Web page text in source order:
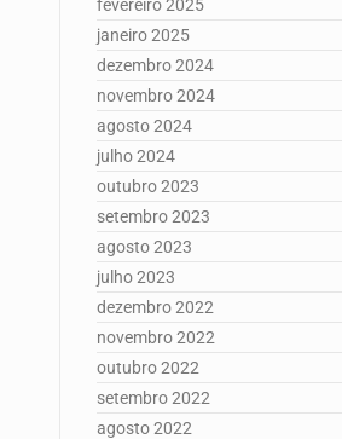
fevereiro 2025
janeiro 2025
dezembro 2024
novembro 2024
agosto 2024
julho 2024
outubro 2023
setembro 2023
agosto 2023
julho 2023
dezembro 2022
novembro 2022
outubro 2022
setembro 2022
agosto 2022